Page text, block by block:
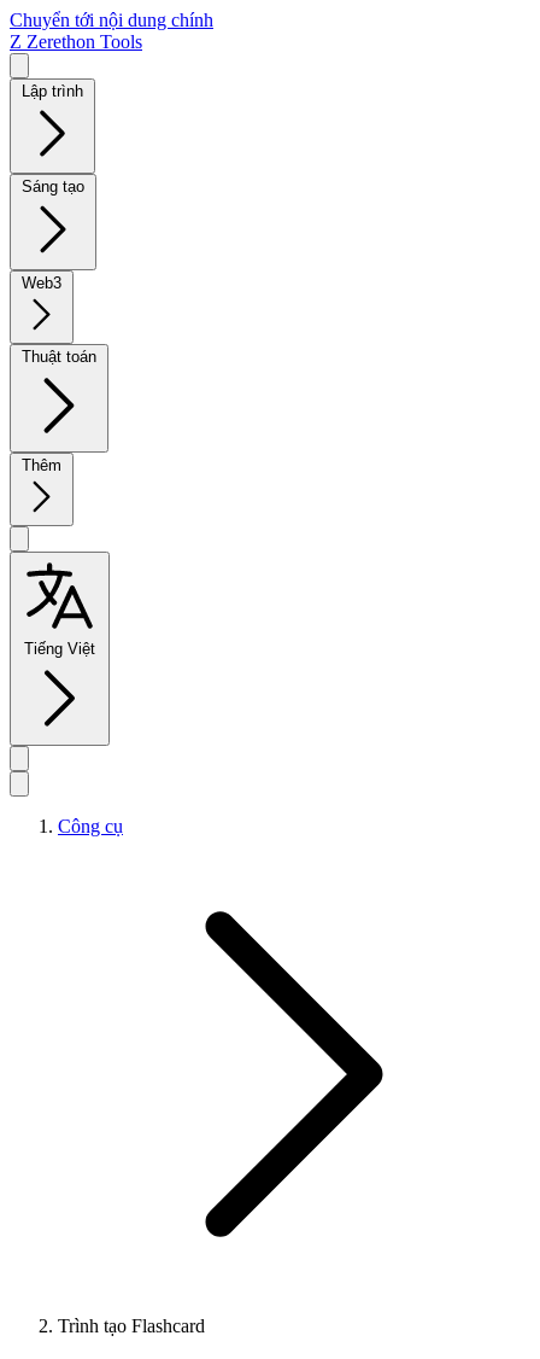
Chuyển tới nội dung chính
Z Zerethon Tools
Lập trình
Sáng tạo
Web3
Thuật toán
Thêm
Tiếng Việt
Công cụ
Trình tạo Flashcard